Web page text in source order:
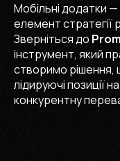
Мобільні додатки
елемент стратегії
Зверніться до
інструмент, який
створимо
лідируючі позиції
конкурентну